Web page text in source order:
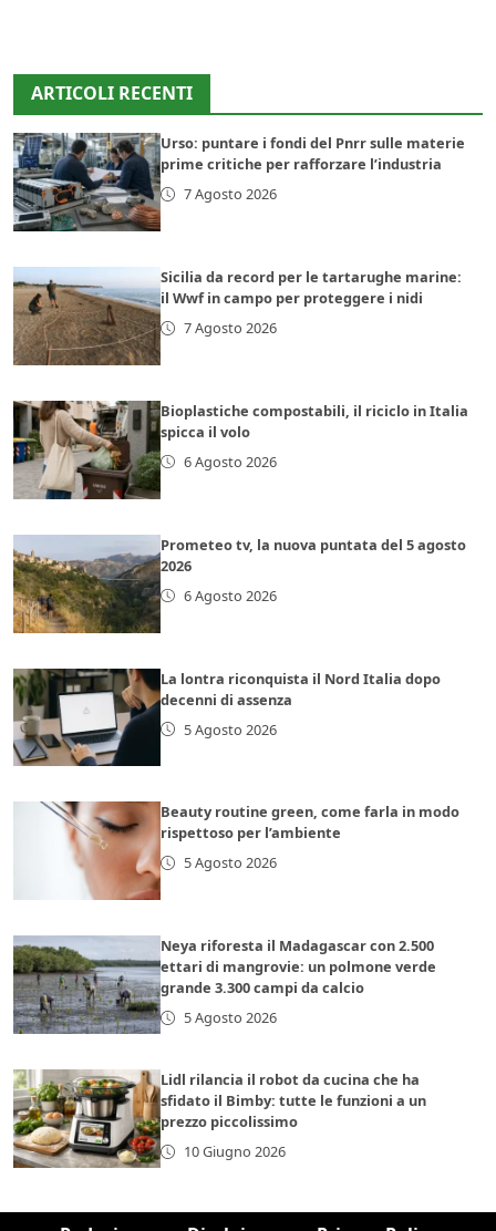
ARTICOLI RECENTI
Urso: puntare i fondi del Pnrr sulle materie
prime critiche per rafforzare l’industria
7 Agosto 2026
Sicilia da record per le tartarughe marine:
il Wwf in campo per proteggere i nidi
7 Agosto 2026
Bioplastiche compostabili, il riciclo in Italia
spicca il volo
6 Agosto 2026
Prometeo tv, la nuova puntata del 5 agosto
2026
6 Agosto 2026
La lontra riconquista il Nord Italia dopo
decenni di assenza
5 Agosto 2026
Beauty routine green, come farla in modo
rispettoso per l’ambiente
5 Agosto 2026
Neya riforesta il Madagascar con 2.500
ettari di mangrovie: un polmone verde
grande 3.300 campi da calcio
5 Agosto 2026
Lidl rilancia il robot da cucina che ha
sfidato il Bimby: tutte le funzioni a un
prezzo piccolissimo
10 Giugno 2026